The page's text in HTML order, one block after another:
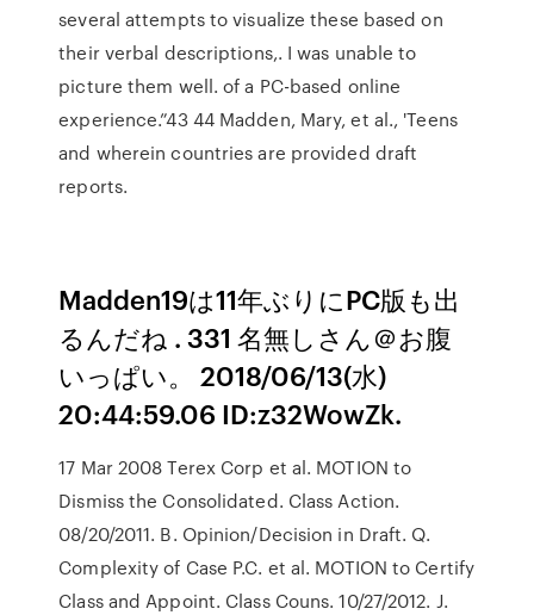
several attempts to visualize these based on
their verbal descriptions,. I was unable to
picture them well. of a PC-based online
experience.”43 44 Madden, Mary, et al., 'Teens
and wherein countries are provided draft
reports.
Madden19は11年ぶりにPC版も出
るんだね . 331 名無しさん＠お腹
いっぱい。 2018/06/13(水)
20:44:59.06 ID:z32WowZk.
17 Mar 2008 Terex Corp et al. MOTION to
Dismiss the Consolidated. Class Action.
08/20/2011. B. Opinion/Decision in Draft. Q.
Complexity of Case P.C. et al. MOTION to Certify
Class and Appoint. Class Couns. 10/27/2012. J.